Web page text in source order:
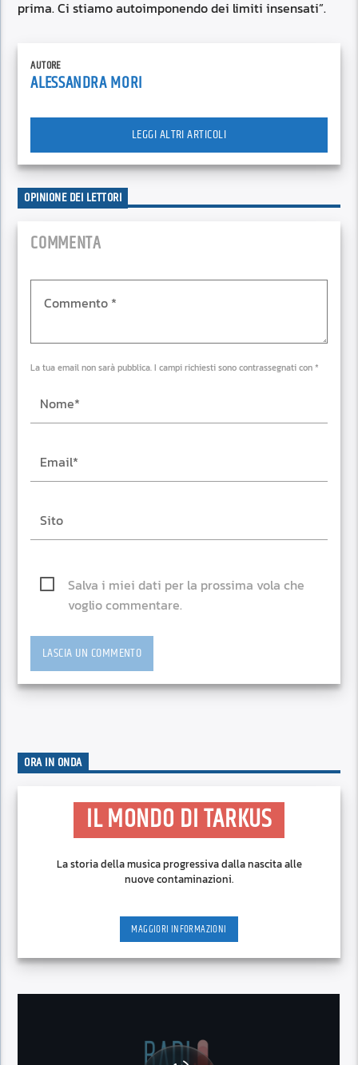
prima. Ci stiamo autoimponendo dei limiti insensati”.
AUTORE
ALESSANDRA MORI
LEGGI ALTRI ARTICOLI
OPINIONE DEI LETTORI
COMMENTA
La tua email non sarà pubblica. I campi richiesti sono contrassegnati con *
Salva i miei dati per la prossima vola che
voglio commentare.
ORA IN ONDA
IL MONDO DI TARKUS
La storia della musica progressiva dalla nascita alle
nuove contaminazioni.
MAGGIORI INFORMAZIONI